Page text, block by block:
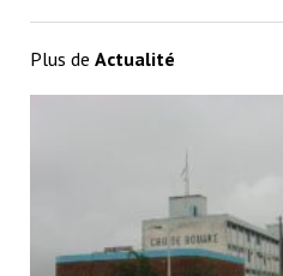
Plus de Actualité